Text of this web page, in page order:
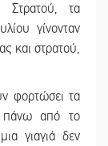
Στρατού, τα
γίνονταν
και στρατού,
φορτώσει τα
πάνω από το
γιαγιά δεν